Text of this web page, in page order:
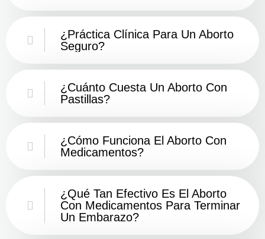
¿Práctica Clínica Para Un Aborto
Seguro?
¿Cuánto Cuesta Un Aborto Con
Pastillas?
¿Cómo Funciona El Aborto Con
Medicamentos?
¿Qué Tan Efectivo Es El Aborto
Con Medicamentos Para Terminar
Un Embarazo?